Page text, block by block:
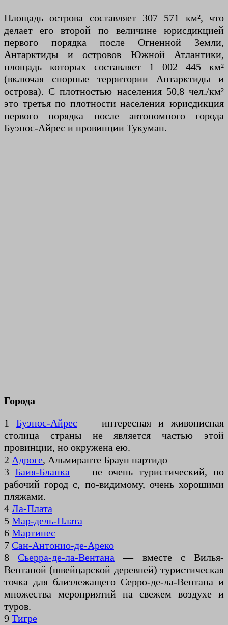
Площадь острова составляет 307 571 км², что
делает его второй по величине юрисдикцией
первого порядка после Огненной Земли,
Антарктиды и островов Южной Атлантики,
площадь которых составляет 1 002 445 км²
(включая спорные территории Антарктиды и
острова). С плотностью населения 50,8 чел./км²
это третья по плотности населения юрисдикция
первого порядка после автономного города
Буэнос-Айрес и провинции Тукуман.
Города
1 Буэнос-Айрес — интересная и живописная
столица страны не является частью этой
провинции, но окружена ею.
2 Адроге, Альмиранте Браун партидо
3 Баия-Бланка — не очень туристический, но
рабочий город с, по-видимому, очень хорошими
пляжами.
4 Ла-Плата
5 Мар-дель-Плата
6 Мартинес
7 Сан-Антонио-де-Ареко
8Сьерра-де-ла-Вентана — вместе с Вилья-
Вентаной (швейцарской деревней) туристическая
точка для близлежащего Серро-де-ла-Вентана и
множества мероприятий на свежем воздухе и
туров.
9 Тигре